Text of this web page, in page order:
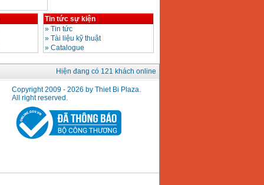
Tin tức sự kiện
» Tin tức
» Tài liệu kỹ thuật
» Catalogue
Hiện đang có 121 khách online
Copyright 2009 - 2026 by Thiet Bi Plaza.
All right reserved.